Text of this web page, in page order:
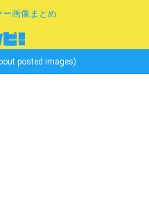
画像まとめ
posted images)